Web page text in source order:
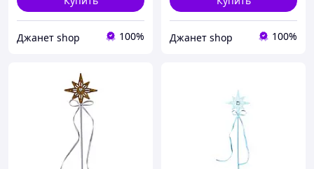
Джанет shop 100% Джанет shop 100%